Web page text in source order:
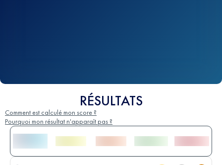
RÉSULTATS
Comment est calculé mon score ?
Pourquoi mon résultat n'apparaît pas ?